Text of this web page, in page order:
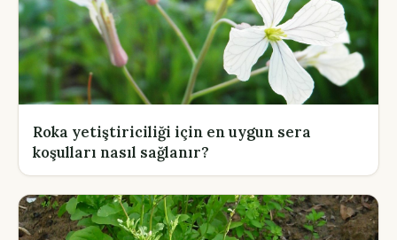
Roka yetiştiriciliği için en uygun sera
koşulları nasıl sağlanır?